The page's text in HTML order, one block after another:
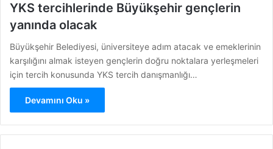
YKS tercihlerinde Büyükşehir gençlerin
yanında olacak
Büyükşehir Belediyesi, üniversiteye adım atacak ve emeklerinin
karşılığını almak isteyen gençlerin doğru noktalara yerleşmeleri
için tercih konusunda YKS tercih danışmanlığı…
Devamını Oku »